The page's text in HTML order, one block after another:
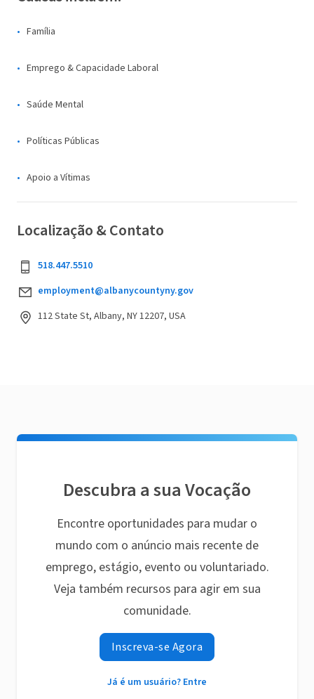
Família
Emprego & Capacidade Laboral
Saúde Mental
Políticas Públicas
Apoio a Vítimas
Localização & Contato
518.447.5510
employment@albanycountyny.gov
112 State St, Albany, NY 12207, USA
Descubra a sua Vocação
Encontre oportunidades para mudar o
mundo com o anúncio mais recente de
emprego, estágio, evento ou voluntariado.
Veja também recursos para agir em sua
comunidade.
Inscreva-se Agora
Já é um usuário? Entre